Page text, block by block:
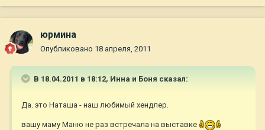
юрмина
Опубликовано 18 апреля, 2011
В 18.04.2011 в 18:12, Инна и Боня сказал:
Да. это Наташа - наш любимый хендлер.
вашу маму Маню не раз встречала на выставке